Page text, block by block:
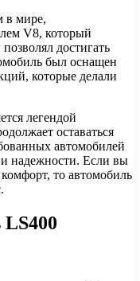
в мире,
V8, который
достигать
был оснащен
которые делали
легендой
оставаться
автомобилей
и надежности. Если вы
то автомобиль